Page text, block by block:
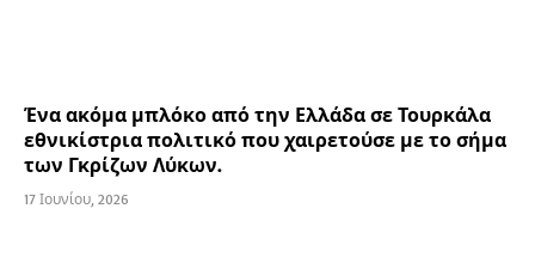
Ένα ακόμα μπλόκο από την Ελλάδα σε Τουρκάλα
εθνικίστρια πολιτικό που χαιρετούσε με το σήμα
των Γκρίζων Λύκων.
17 Ιουνίου, 2026